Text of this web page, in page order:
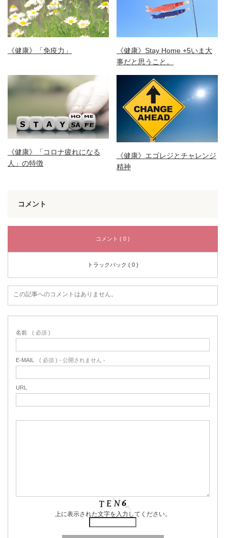
《健康》「免疫力」
《健康》Stay Home +5いま大
事だと思うこと。
《健康》「コロナ疲れになる
人」の特徴
《健康》エゴレジとチャレンジ
精神
コメント
コメント ( 0 )
トラックバック ( 0 )
この記事へのコメントはありません。
名前 ( 必須 )
E-MAIL ( 必須 ) - 公開されません -
URL
上に表示された文字を入力してください。